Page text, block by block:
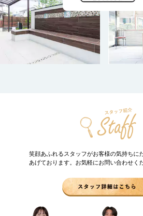
笑顔あふれるスタッフがお客様の気持ちに
あげております。お気軽にお問い合わせく